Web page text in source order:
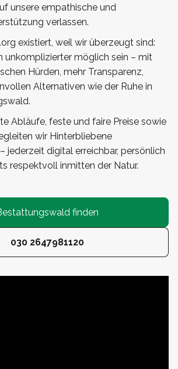
unsere empathische und
verlassen.
existiert, weil wir überzeugt sind:
unkomplizierter möglich sein – mit
Hürden, mehr Transparenz,
Alternativen wie der Ruhe in
Abläufe, feste und faire Preise sowie
wir Hinterbliebene
jederzeit digital erreichbar, persönlich
respektvoll inmitten der Natur.
finden
030 2647981120